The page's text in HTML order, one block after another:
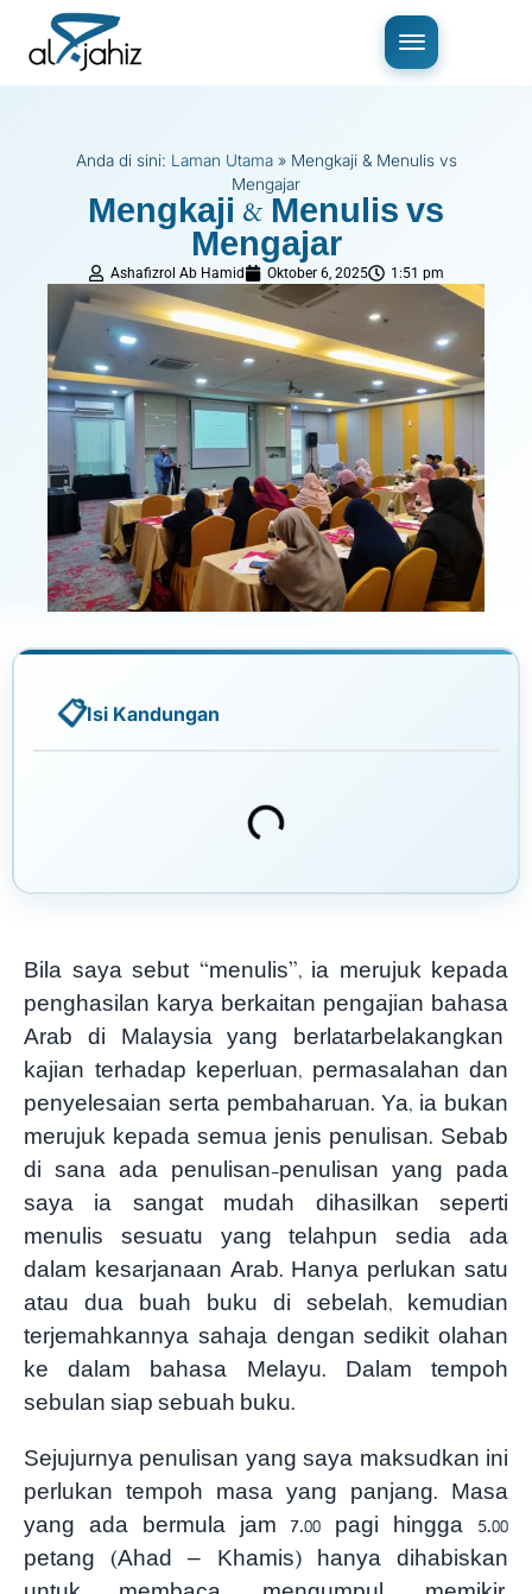
Anda di sini: Laman Utama» Mengkaji & Menulis vs
Mengajar
Mengkaji & Menulis vs
Mengajar
Ashafizrol Ab Hamid Oktober 6, 2025 1:51 pm
Isi Kandungan
Bila saya sebut “menulis”, ia merujuk kepada
penghasilan karya berkaitan pengajian bahasa
Arab di Malaysia yang berlatarbelakangkan
kajian terhadap keperluan, permasalahan dan
penyelesaian serta pembaharuan. Ya, ia bukan
merujuk kepada semua jenis penulisan. Sebab
di sana ada penulisan-penulisan yang pada
saya ia sangat mudah dihasilkan seperti
menulis sesuatu yang telahpun sedia ada
dalam kesarjanaan Arab. Hanya perlukan satu
atau dua buah buku di sebelah, kemudian
terjemahkannya sahaja dengan sedikit olahan
ke dalam bahasa Melayu. Dalam tempoh
sebulan siap sebuah buku.
Sejujurnya penulisan yang saya maksudkan ini
perlukan tempoh masa yang panjang. Masa
yang ada bermula jam 7.00 pagi hingga 5.00
petang (Ahad – Khamis) hanya dihabiskan